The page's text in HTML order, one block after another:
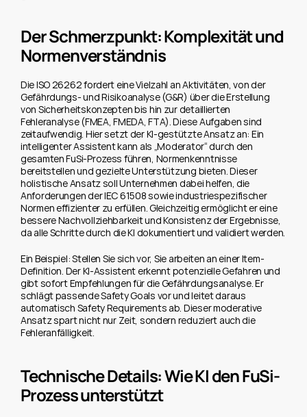
Der Schmerzpunkt: Komplexität und
Normenverständnis
Die ISO 26262 fordert eine Vielzahl an Aktivitäten, von der
Gefährdungs- und Risikoanalyse (G&R) über die Erstellung
von Sicherheitskonzepten bis hin zur detaillierten
Fehleranalyse (FMEA, FMEDA, FTA). Diese Aufgaben sind
zeitaufwendig. Hier setzt der KI-gestützte Ansatz an: Ein
intelligenter Assistent kann als „Moderator“ durch den
gesamten FuSi-Prozess führen, Normenkenntnisse
bereitstellen und gezielte Unterstützung bieten. Dieser
holistische Ansatz soll Unternehmen dabei helfen, die
Anforderungen der IEC 61508 sowie industriespezifischer
Normen effizienter zu erfüllen. Gleichzeitig ermöglicht er eine
bessere Nachvollziehbarkeit und Konsistenz der Ergebnisse,
da alle Schritte durch die KI dokumentiert und validiert werden.
Ein Beispiel: Stellen Sie sich vor, Sie arbeiten an einer Item-
Definition. Der KI-Assistent erkennt potenzielle Gefahren und
gibt sofort Empfehlungen für die Gefährdungsanalyse. Er
schlägt passende Safety Goals vor und leitet daraus
automatisch Safety Requirements ab. Dieser moderative
Ansatz spart nicht nur Zeit, sondern reduziert auch die
Fehleranfälligkeit.
Technische Details: Wie KI den FuSi-
Prozess unterstützt